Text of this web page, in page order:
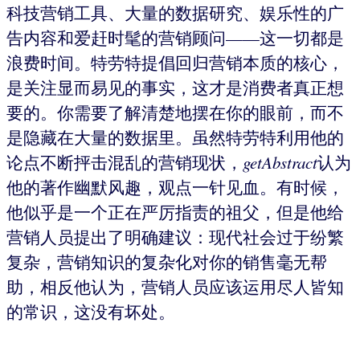
科技营销工具、大量的数据研究、娱乐性的广
告内容和爱赶时髦的营销顾问——这一切都是
浪费时间。特劳特提倡回归营销本质的核心，
是关注显而易见的事实，这才是消费者真正想
要的。你需要了解清楚地摆在你的眼前，而不
是隐藏在大量的数据里。虽然特劳特利用他的
论点不断抨击混乱的营销现状， getAbstract认为
他的著作幽默风趣，观点一针见血。有时候，
他似乎是一个正在严厉指责的祖父，但是他给
营销人员提出了明确建议：现代社会过于纷繁
复杂，营销知识的复杂化对你的销售毫无帮
助，相反他认为，营销人员应该运用尽人皆知
的常识，这没有坏处。